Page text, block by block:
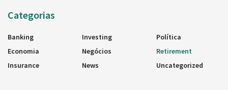
Categorias
Banking
Economia
Insurance
Investing
Negócios
News
Política
Retirement
Uncategorized